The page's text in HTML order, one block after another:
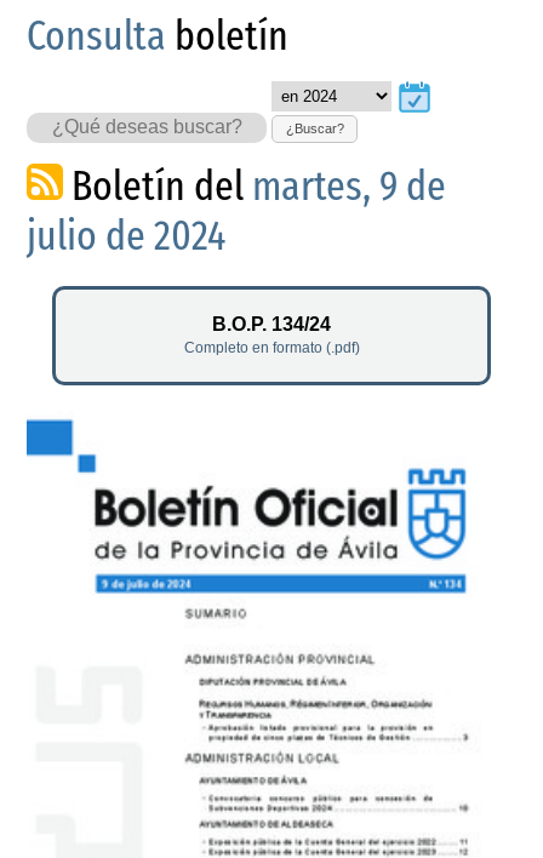
Consulta boletín
¿Buscar?
Boletín del martes, 9 de
julio de 2024
B.O.P. 134/24
Completo en formato (.pdf)